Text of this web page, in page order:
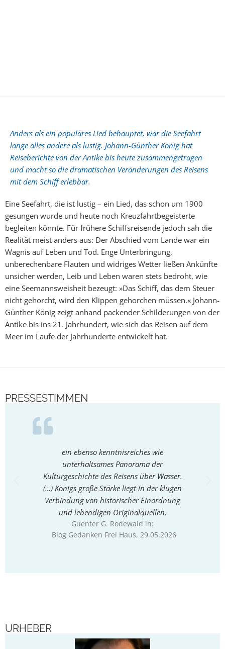
Anders als ein populäres Lied behauptet, war die Seefahrt
lange alles andere als lustig. Johann-Günther König hat
Reiseberichte von der Antike bis heute zusammengetragen
und macht so die dramatischen Veränderungen des Reisens
mit dem Schiff erlebbar.
Eine Seefahrt, die ist lustig – ein Lied, das schon um 1900
gesungen wurde und heute noch Kreuzfahrtbegeisterte
begleiten könnte. Für frühere Schiffsreisende jedoch sah die
Realität meist anders aus: Der Abschied vom Lande war ein
Wagnis auf Leben und Tod. Enge Unterbringung,
unberechenbare Flauten und widriges Wetter ließen Ankünfte
unsicher werden, Leib und Leben waren stets bedroht, wie
eine Seemannsweisheit bezeugt: »Das Schiff, das dem Steuer
nicht gehorcht, wird den Klippen gehorchen müssen.« Johann-
Günther König zeigt anhand packender Schilderungen von der
Antike bis ins 21. Jahrhundert, wie sich das Reisen auf dem
Meer im Laufe der Jahrhunderte entwickelt hat.
PRESSESTIMMEN
ein ebenso kenntnisreiches wie
unterhaltsames Panorama der
Kulturgeschichte des Reisens über Wasser.
(…) Königs große Stärke liegt in der klugen
Verbindung von historischer Einordnung
und lebendigen Originalquellen.
Guenter G. Rodewald in:
Blog Gedanken Frei Haus, 29.05.2026
URHEBER